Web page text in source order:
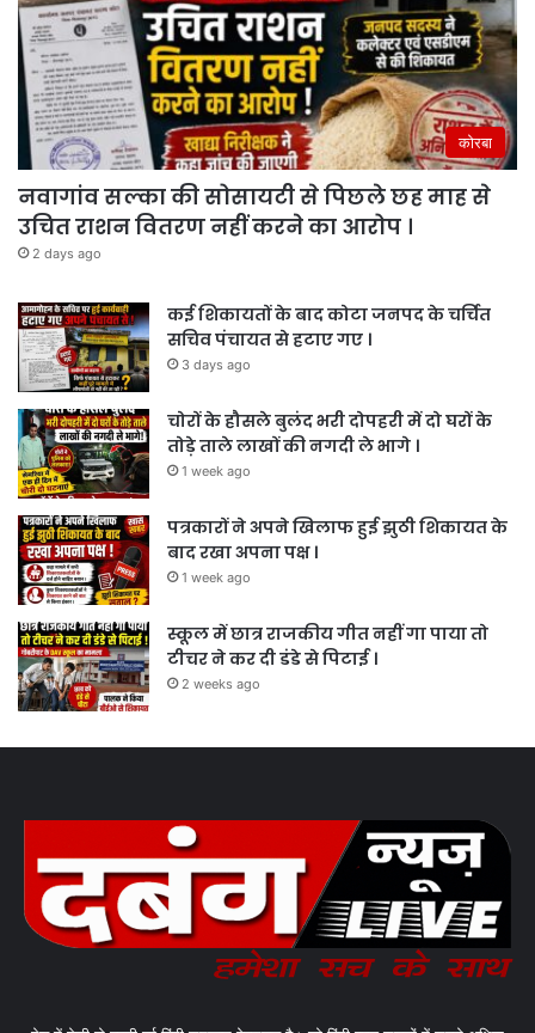
कोरबा
नवागांव सल्का की सोसायटी से पिछले छह माह से
उचित राशन वितरण नहीं करने का आरोप ।
2 days ago
कई शिकायतों के बाद कोटा जनपद के चर्चित
सचिव पंचायत से हटाए गए ।
3 days ago
चोरों के हौसले बुलंद भरी दोपहरी में दो घरों के
तोड़े ताले लाखों की नगदी ले भागे ।
1 week ago
पत्रकारों ने अपने खिलाफ हुई झुठी शिकायत के
बाद रखा अपना पक्ष ।
1 week ago
स्कूल में छात्र राजकीय गीत नहीं गा पाया तो
टीचर ने कर दी डंडे से पिटाई ।
2 weeks ago